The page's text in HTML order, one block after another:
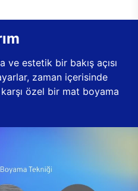
estetik bir bakış açısı
zaman içerisinde
özel bir mat boyama